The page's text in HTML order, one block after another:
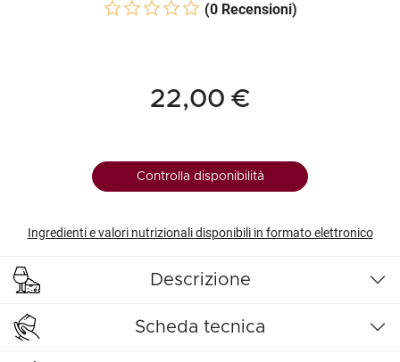
(0 Recensioni)
22,00 €
Controlla disponibilità
Ingredienti e valori nutrizionali disponibili in formato elettronico
Descrizione
Scheda tecnica